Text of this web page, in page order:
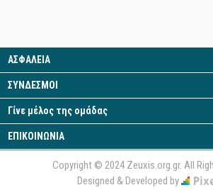
ΑΣΦΑΛΕΙΑ
ΣΥΝΔΕΣΜΟΙ
Γίνε μέλος της ομάδας
ΕΠΙΚΟΙΝΩΝΙΑ
Copyright © 2024 Zeuxis.org.gr. All
Designed & Developed by